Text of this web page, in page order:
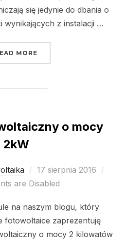
się jedynie do dbania o
wynikających z instalacji …
MORE
o mocy
2kW
Posted
on
17 sierpnia 2016
are Disabled
na naszym blogu, który
fotowoltaice zaprezentuję
o mocy 2 kilowatów